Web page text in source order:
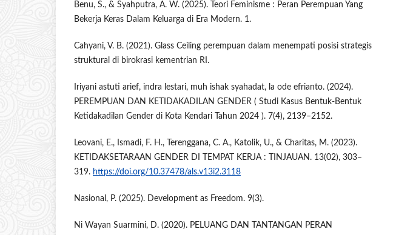
Benu, S., & Syahputra, A. W. (2025). Teori Feminisme : Peran Perempuan Yang
Bekerja Keras Dalam Keluarga di Era Modern. 1.
Cahyani, V. B. (2021). Glass Ceiling perempuan dalam menempati posisi strategis
struktural di birokrasi kementrian RI.
Iriyani astuti arief, indra lestari, muh ishak syahadat, la ode efrianto. (2024).
PEREMPUAN DAN KETIDAKADILAN GENDER ( Studi Kasus Bentuk-Bentuk
Ketidakadilan Gender di Kota Kendari Tahun 2024 ). 7(4), 2139–2152.
Leovani, E., Ismadi, F. H., Terenggana, C. A., Katolik, U., & Charitas, M. (2023).
KETIDAKSETARAAN GENDER DI TEMPAT KERJA : TINJAUAN. 13(02), 303–
319. https://doi.org/10.37478/als.v13i2.3118
Nasional, P. (2025). Development as Freedom. 9(3).
Ni Wayan Suarmini, D. (2020). PELUANG DAN TANTANGAN PERAN